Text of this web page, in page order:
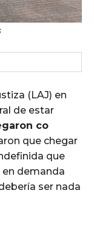
(LAJ) en
de estar
co
que chegar
que
demanda
ser nada